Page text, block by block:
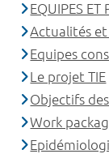
EQUIPES ET
Actualités
Equipes
Le projet TIE
Objectifs
Work